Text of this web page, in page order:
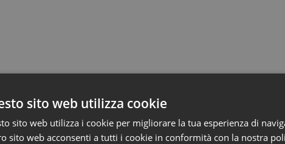
sito web utilizza cookie
sito web utilizza i cookie per migliorare la tua esperienza di
sito web acconsenti a tutti i cookie in conformità con la nostra